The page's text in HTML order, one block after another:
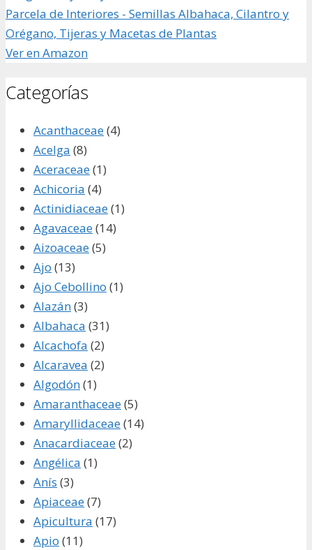
Parcela de Interiores - Semillas Albahaca, Cilantro y
Orégano, Tijeras y Macetas de Plantas
Ver en Amazon
Categorías
Acanthaceae(4)
Acelga (8)
Aceraceae(1)
Achicoria (4)
Actinidiaceae(1)
Agavaceae(14)
Aizoaceae(5)
Ajo (13)
Ajo Cebollino (1)
Alazán(3)
Albahaca (31)
Alcachofa (2)
Alcaravea (2)
Algodón(1)
Amaranthaceae(5)
Amaryllidaceae(14)
Anacardiaceae(2)
Angélica (1)
Anís (3)
Apiaceae(7)
Apicultura (17)
Apio (11)